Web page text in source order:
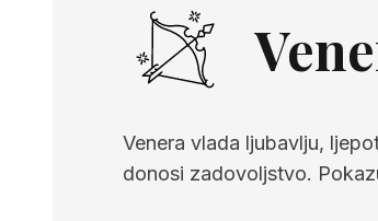
Venera vlada ljubavlju,
donosi zadovoljstvo.